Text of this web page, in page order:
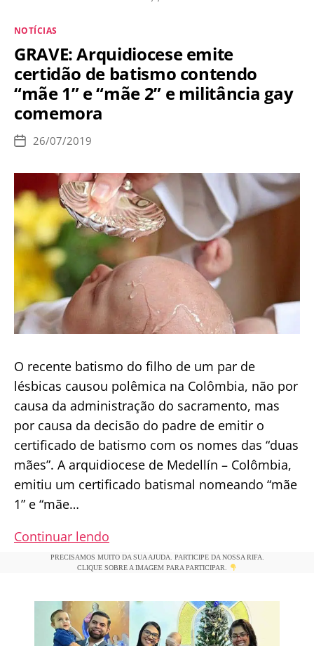
pode
ser
padre?
Categorias
NOTÍCIAS
GRAVE: Arquidiocese emite
certidão de batismo contendo
“mãe 1” e “mãe 2” e militância gay
comemora
Data
publicação
26/07/2019
O recente batismo do filho de um par de
lésbicas causou polêmica na Colômbia, não por
causa da administração do sacramento, mas
por causa da decisão do padre de emitir o
certificado de batismo com os nomes das “duas
mães”. A arquidiocese de Medellín – Colômbia,
emitiu um certificado batismal nomeando “mãe
1” e “mãe…
Continuar lendo
Arquidiocese
emite
de
batismo
PRECISAMOS MUITO DA SUA AJUDA. PARTICIPE DA NOSSA RIFA.
CLIQUE SOBRE A IMAGEM PARA PARTICIPAR.